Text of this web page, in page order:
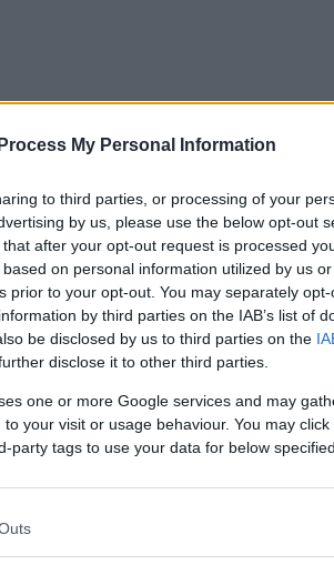
My Personal Information
to third parties, or processing of your
by us, please use the below opt-out
after your opt-out request is processed
on personal information utilized by us
prior to your opt-out. You may separately
by third parties on the IAB’s list of
be disclosed by us to third parties on the
disclose it to other third parties.
one or more Google services and may
your visit or usage behaviour. You may
party tags to use your data for below
DELA PÅ X
"Rätt person"
om minskat barnafödande – "Går inte att
förnyat förtroende i distriktet
ambulans där du bor – "Övergett
inte av utgivningsbeviset för